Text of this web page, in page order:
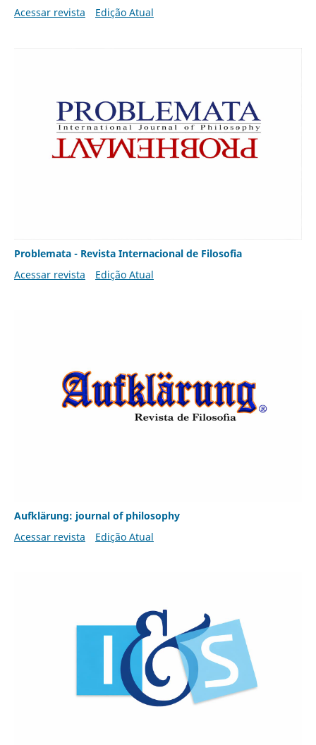
Acessar revista
Edição Atual
Problemata - Revista Internacional de Filosofia
Acessar revista
Edição Atual
Aufklärung: journal of philosophy
Acessar revista
Edição Atual